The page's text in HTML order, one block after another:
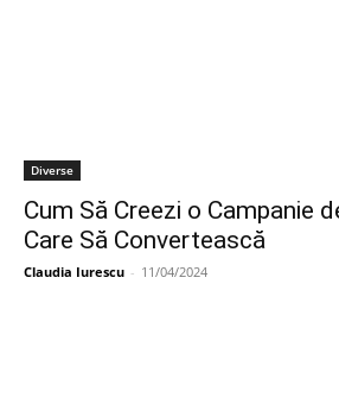
Diverse
Cum Să Creezi o Campanie
Care Să Convertească
Claudia Iurescu - 11/04/2024